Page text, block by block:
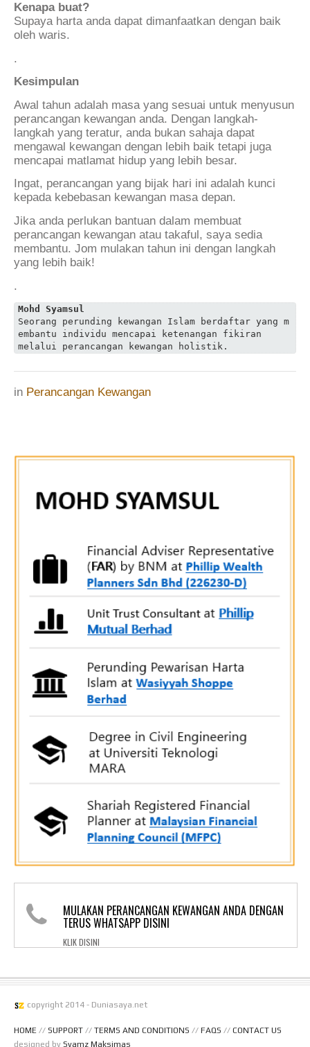
Kenapa buat?
Supaya harta anda dapat dimanfaatkan dengan baik
oleh waris.
.
Kesimpulan
Awal tahun adalah masa yang sesuai untuk menyusun
perancangan kewangan anda. Dengan langkah-
langkah yang teratur, anda bukan sahaja dapat
mengawal kewangan dengan lebih baik tetapi juga
mencapai matlamat hidup yang lebih besar.
Ingat, perancangan yang bijak hari ini adalah kunci
kepada kebebasan kewangan masa depan.
Jika anda perlukan bantuan dalam membuat
perancangan kewangan atau takaful, saya sedia
membantu. Jom mulakan tahun ini dengan langkah
yang lebih baik!
.
Mohd Syamsul
Seorang perunding kewangan Islam berdaftar yang m
embantu individu mencapai ketenangan fikiran
melalui perancangan kewangan holistik.
in Perancangan Kewangan
MULAKAN PERANCANGAN KEWANGAN ANDA DENGAN
TERUS WHATSAPP DISINI
KLIK DISINI
copyright 2014 - Duniasaya.net
HOME // SUPPORT // TERMS AND CONDITIONS // FAQS // CONTACT US
designed by Syamz Maksimas